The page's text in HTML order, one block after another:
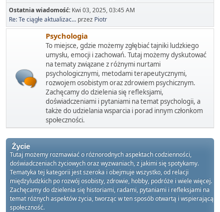
Ostatnia wiadomość: Kwi 03, 2025, 03:45 AM
Re: Te ciągłe aktualizac... przez Piotr
Psychologia
To miejsce, gdzie możemy zgłębiać tajniki ludzkiego
umysłu, emocji i zachowań. Tutaj możemy dyskutować
na tematy związane z różnymi nurtami
psychologicznymi, metodami terapeutycznymi,
rozwojem osobistym oraz zdrowiem psychicznym.
Zachęcamy do dzielenia się refleksjami,
doświadczeniami i pytaniami na temat psychologii, a
także do udzielania wsparcia i porad innym członkom
społeczności.
Życie
Tutaj możemy rozmawiać o różnorodnych aspektach codzienności,
doświadczeniach życiowych oraz wyzwaniach, z jakimi się spotykamy.
Tematyka tej kategorii jest szeroka i obejmuje wszystko, od relacji
międzyludzkich po rozwój osobisty, zdrowie, hobby, podróże i wiele więcej.
Zachęcamy do dzielenia się historiami, radami, pytaniami i refleksjami na
temat różnych aspektów życia, tworząc w ten sposób otwartą i wspierającą
społeczność.